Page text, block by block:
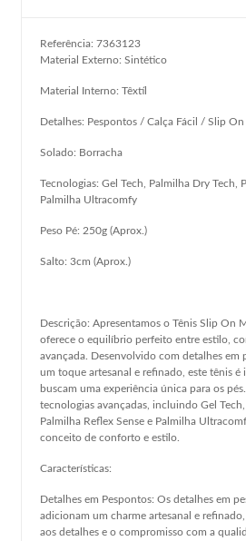
Referência: 7363123
Material Externo: Sintético
Material Interno: Têxtíl
Detalhes: Pespontos / Calça Fácil / Slip
Solado: Borracha
Tecnologias: Gel Tech, Palmilha Dry Tech,
Palmilha Ultracomfy
Peso Pé: 250g (Aprox.)
Salto: 3cm (Aprox.)
Descrição: Apresentamos o Tênis Slip On
oferece o equilíbrio perfeito entre estilo,
avançada. Desenvolvido com detalhes em
um toque artesanal e refinado, este tênis é
buscam uma experiência única para os
tecnologias avançadas, incluindo Gel Tech,
Palmilha Reflex Sense e Palmilha
conceito de conforto e estilo.
Características:
Detalhes em Pespontos: Os detalhes em
adicionam um charme artesanal e
aos detalhes e o compromisso com a